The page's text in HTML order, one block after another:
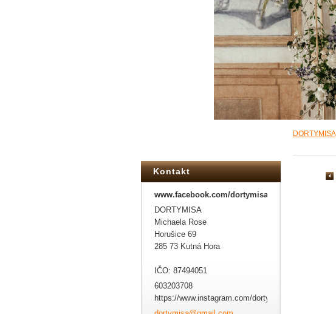
DORTYMISA
Kontakt
www.facebook.com/dortymisa
DORTYMISA
Michaela Rose
Horušice 69
285 73 Kutná Hora
IČO: 87494051
603203708
https://www.instagram.com/dortymisa/